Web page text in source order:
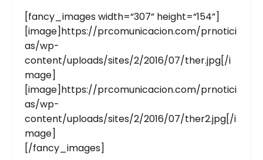
[fancy_images width=“307” height=“154”]
[image]https://prcomunicacion.com/prnotici
as/wp-
content/uploads/sites/2/2016/07/ther.jpg[/i
mage]
[image]https://prcomunicacion.com/prnotici
as/wp-
content/uploads/sites/2/2016/07/ther2.jpg[/i
mage]
[/fancy_images]